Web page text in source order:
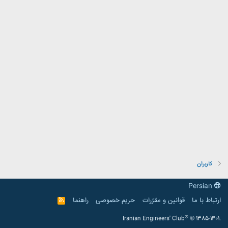
کاربران
ارتباط با ما
قوانین و مقرّرات حریم خصوصی راهنما
R
S
Iranian Engineers' Club® © 1385-1401.